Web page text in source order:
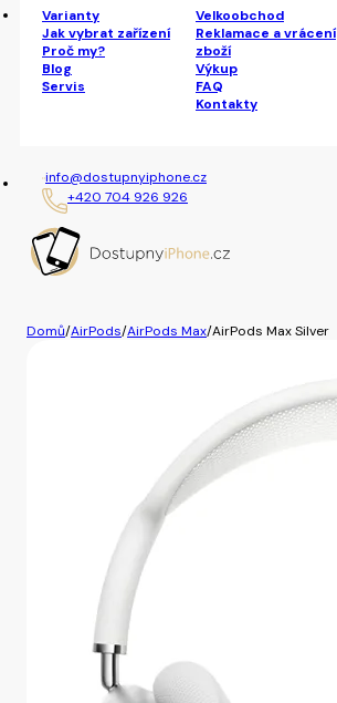
Varianty
Jak vybrat zařízení
Proč my?
Blog
Servis
Velkoobchod
Reklamace a vrácení
zboží
Výkup
FAQ
Kontakty
info@dostupnyiphone.cz
+420 704 926 926
Domů/AirPods/AirPods Max/AirPods Max Silver